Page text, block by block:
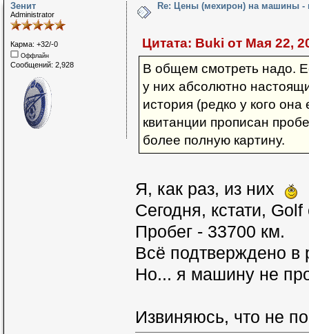
Зенит
Administrator
Карма: +32/-0
Оффлайн
Сообщений: 2,928
Re: Цены (мехирон) на машины -
Цитата: Buki от Мая 22,
В общем смотреть надо.
у них абсолютно
история (редко у кого
квитанции прописан
более полную картину.
Я, как раз, из них
Сегодня, кстати,
Пробег - 33700 км.
Всё подтверждено в
Но... я машину не
Извиняюсь, что не